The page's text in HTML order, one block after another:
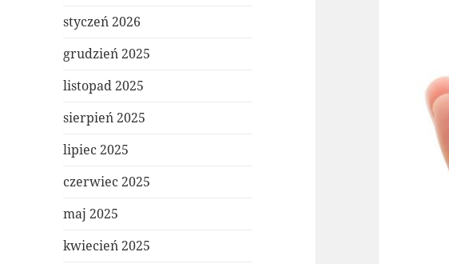
styczeń 2026
grudzień 2025
listopad 2025
sierpień 2025
lipiec 2025
czerwiec 2025
maj 2025
kwiecień 2025